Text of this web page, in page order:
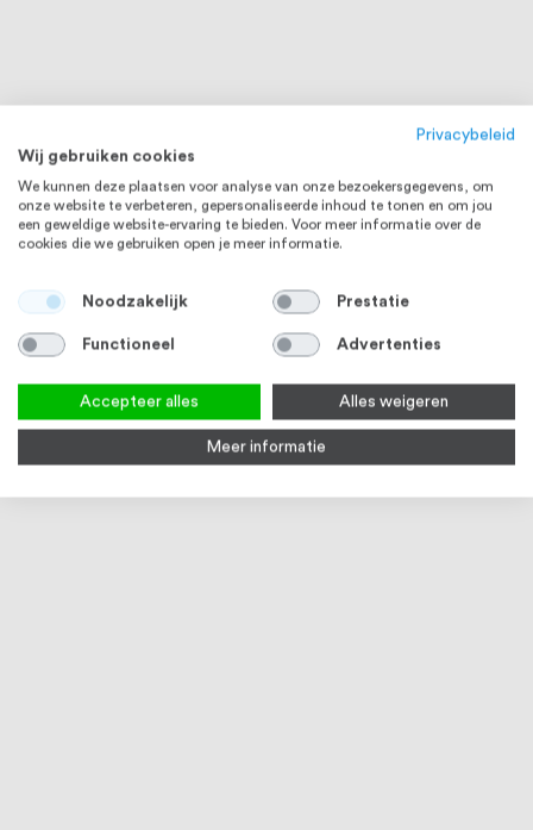
Privacybeleid
Wij gebruiken cookies
We kunnen deze plaatsen voor analyse van onze bezoekersgegevens, om
onze website te verbeteren, gepersonaliseerde inhoud te tonen en om jou
een geweldige website-ervaring te bieden. Voor meer informatie over de
cookies die we gebruiken open je meer informatie.
Noodzakelijk Prestatie
Functioneel Advertenties
Accepteer alles Alles weigeren
Meer informatie